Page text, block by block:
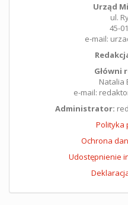
Urząd
ul.
45-
e-mail:
Główni
Natalia
e-mail:
Administrator:
Polityka
Ochrona
Udostępnienie